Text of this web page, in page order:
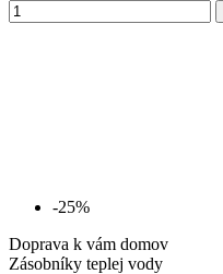
-25%
Doprava k vám domov
Zásobníky teplej vody